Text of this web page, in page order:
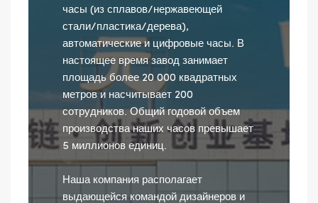
часы (из сплавов/нержавеющей
стали/пластика/дерева),
автоматические и цифровые часы. В
настоящее время завод занимает
площадь более 20 000 квадратных
метров и насчитывает 200
сотрудников. Общий годовой объем
производства наших часов превышает
5 миллионов единиц.
Наша компания располагает
выдающейся командой дизайнеров и